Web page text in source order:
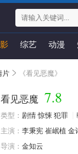
综艺 动漫
片 《看见恶魔》
看见恶魔 7.8
类型： 剧情 惊悚 犯罪
主演： 李秉宪 崔岷植 金
导演： 金知云